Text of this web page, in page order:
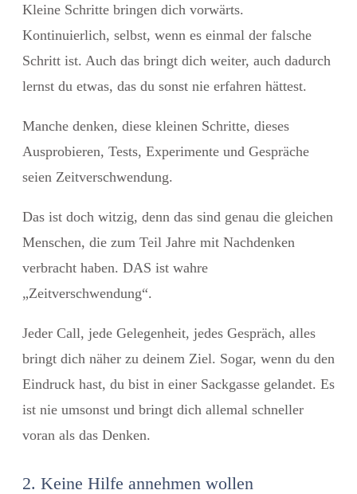
Kleine Schritte bringen dich vorwärts.
Kontinuierlich, selbst, wenn es einmal der falsche
Schritt ist. Auch das bringt dich weiter, auch dadurch
lernst du etwas, das du sonst nie erfahren hättest.
Manche denken, diese kleinen Schritte, dieses
Ausprobieren, Tests, Experimente und Gespräche
seien Zeitverschwendung.
Das ist doch witzig, denn das sind genau die gleichen
Menschen, die zum Teil Jahre mit Nachdenken
verbracht haben. DAS ist wahre
„Zeitverschwendung“.
Jeder Call, jede Gelegenheit, jedes Gespräch, alles
bringt dich näher zu deinem Ziel. Sogar, wenn du den
Eindruck hast, du bist in einer Sackgasse gelandet. Es
ist nie umsonst und bringt dich allemal schneller
voran als das Denken.
2. Keine Hilfe annehmen wollen